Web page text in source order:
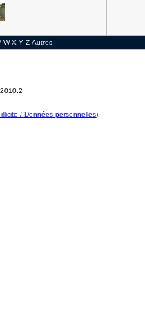
W X Y Z Autres
2010.2
/ Données personnelles)